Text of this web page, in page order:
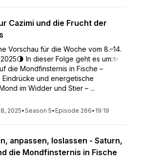
Cazimi und die Frucht der
Vorschau für die Woche vom 8.–14.
In dieser Folge geht es um:✨
die Mondfinsternis in Fische –
und energetische
im Widder und Stier – ...
2025•Season 5• Episode 266• 19:19
anpassen, loslassen - Saturn,
die Mondfinsternis in Fische